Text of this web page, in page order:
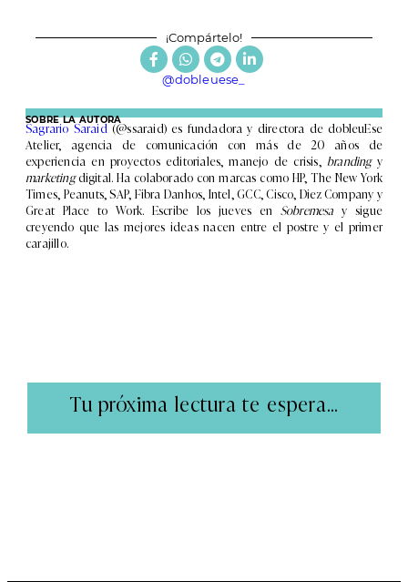
¡Compártelo!
@dobleuese_
SOBRE LA AUTORA
Sagrario Saraid(@ssaraid) es fundadora y directora de dobleuEse
Atelier, agencia de comunicación con más de 20 años de
experiencia en proyectos editoriales, manejo de crisis,brandingy
marketingdigital. Ha colaborado con marcas como HP, The New York
Times, Peanuts, SAP, Fibra Danhos, Intel, GCC, Cisco, Diez Company y
Great Place to Work. Escribe los jueves en Sobremesa y sigue
creyendo que las mejores ideas nacen entre el postre y el primer
carajillo.
Tu próxima lectura te espera...